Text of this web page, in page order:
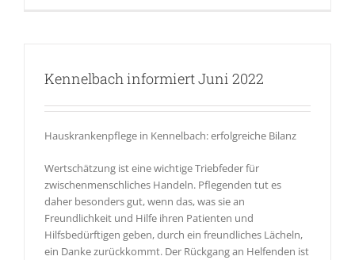
Kennelbach informiert Juni 2022
Hauskrankenpflege in Kennelbach: erfolgreiche Bilanz
Wertschätzung ist eine wichtige Triebfeder für
zwischenmenschliches Handeln. Pflegenden tut es
daher besonders gut, wenn das, was sie an
Freundlichkeit und Hilfe ihren Patienten und
Hilfsbedürftigen geben, durch ein freundliches Lächeln,
ein Danke zurückkommt. Der Rückgang an Helfenden ist